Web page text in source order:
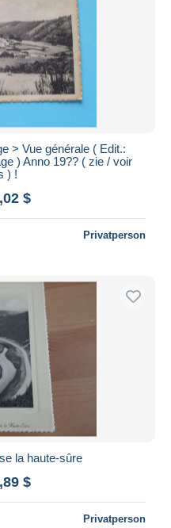
> Vue générale ( Edit.:
) Anno 19?? ( zie / voir
) !
$
Privatperson
la haute-sûre
$
Privatperson